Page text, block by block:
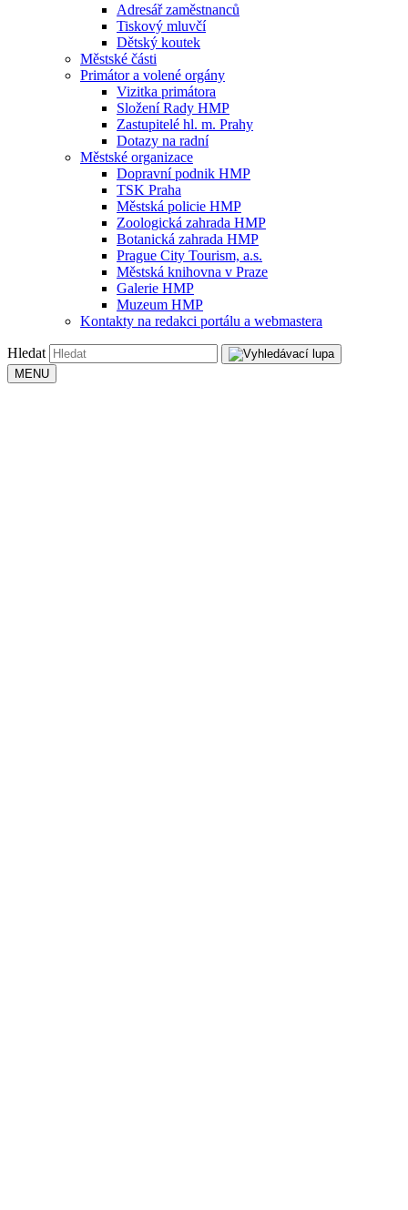
Adresář zaměstnanců
Tiskový mluvčí
Dětský koutek
Městské části
Primátor a volené orgány
Vizitka primátora
Složení Rady HMP
Zastupitelé hl. m. Prahy
Dotazy na radní
Městské organizace
Dopravní podnik HMP
TSK Praha
Městská policie HMP
Zoologická zahrada HMP
Botanická zahrada HMP
Prague City Tourism, a.s.
Městská knihovna v Praze
Galerie HMP
Muzeum HMP
Kontakty na redakci portálu a webmastera
Hledat
MENU